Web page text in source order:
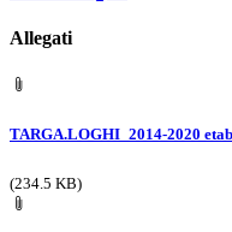
Allegati
TARGA.LOGHI_2014-2020
(234.5 KB)